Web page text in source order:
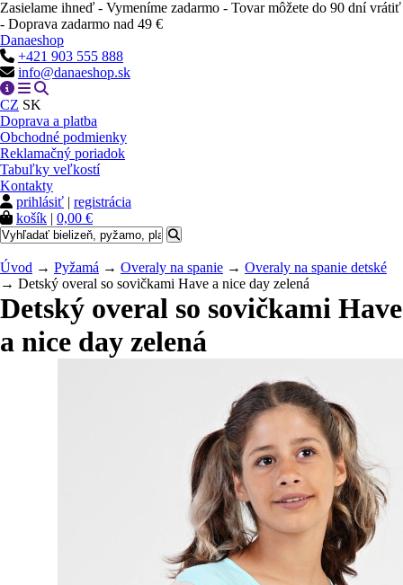
Zasielame ihneď - Vymeníme zadarmo - Tovar môžete do 90 dní vrátiť
- Doprava zadarmo nad 49 €
Danaeshop
+421 903 555 888
info@danaeshop.sk
CZ SK
Doprava a platba
Obchodné podmienky
Reklamačný poriadok
Tabuľky veľkostí
Kontakty
prihlásiť | registrácia
košík | 0,00 €
Úvod → Pyžamá → Overaly na spanie → Overaly na spanie detské
→ Detský overal so sovičkami Have a nice day zelená
Detský overal so sovičkami Have
a nice day zelená